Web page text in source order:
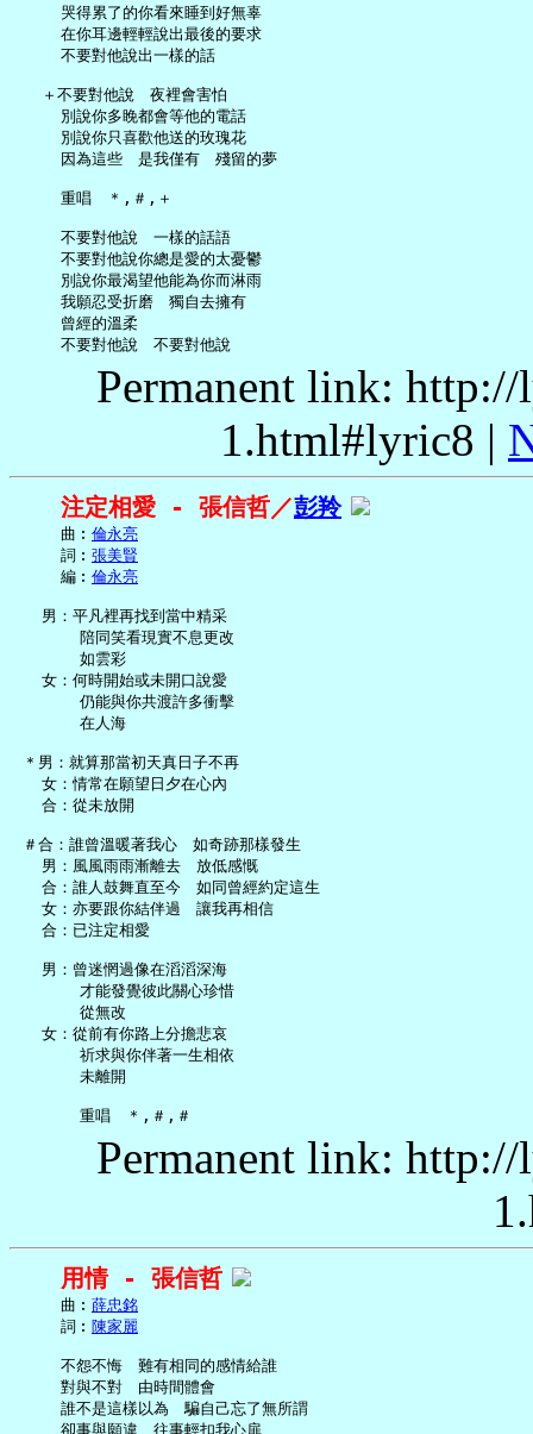
     哭得累了的你看來睡到好無辜
     在你耳邊輕輕說出最後的要求
     不要對他說出一樣的話
   ＋不要對他說　夜裡會害怕
     別說你多睌都會等他的電話
     別說你只喜歡他送的玫瑰花
     因為這些　是我僅有　殘留的夢
     重唱　＊,＃,＋
     不要對他說　一樣的話語
     不要對他說你總是愛的太憂鬱
     別說你最渴望他能為你而淋雨
     我願忍受折磨　獨自去擁有
     曾經的溫柔
Permanent link:
1.html#lyric8 |
注定相愛 - 張信哲／彭羚
     曲︰
倫永亮
     詞︰
張美賢
     編︰
倫永亮
   男：平凡裡再找到當中精采
       陪同笑看現實不息更改
       如雲彩
   女：何時開始或未開口說愛
       仍能與你共渡許多衝擊
       在人海
＊男：就算那當初天真日子不再
   女：情常在願望日夕在心內
   合：從未放開
＃合：誰曾溫暖著我心　如奇跡那樣發生
   男：風風雨雨漸離去　放低感慨
   合：誰人鼓舞直至今　如同曾經約定這生
   女：亦要跟你結伴過　讓我再相信
   合：已注定相愛
   男：曾迷惘過像在滔滔深海
       才能發覺彼此關心珍惜
       從無改
   女：從前有你路上分擔悲哀
       祈求與你伴著一生相依
       未離開
Permanent link:
用情 - 張信哲
     曲︰
薛忠銘
     詞︰
陳家麗
     不怨不悔　難有相同的感情給誰
     對與不對　由時間體會
     誰不是這樣以為　騙自己忘了無所謂
     卻事與願違　往事輕扣我心扉